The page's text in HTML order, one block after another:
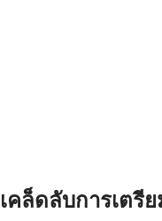
เคล็ดลับการเตรี